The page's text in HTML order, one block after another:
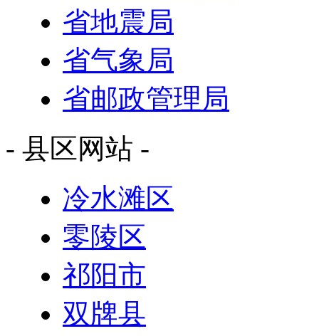
省地震局
省气象局
省邮政管理局
- 县区网站 -
冷水滩区
零陵区
祁阳市
双牌县